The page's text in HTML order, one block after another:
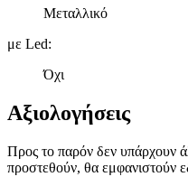
παρέχουμε λειτουργίες
μας επεξεργαζόμαστε
διεύθυνση IP σας,
στη συσκευή σας, με σκοπό
διαφημίσεων και
μας και την ανάπτυξη
πληροφορίες σχετικά με την
Μεταλλικό
με Led:
Όχι
Αξιολογήσεις
Προς το παρόν δεν υπάρχουν
προστεθούν, θα εμφανιστούν